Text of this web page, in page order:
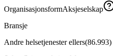
OrganisasjonsformAksjeselskap
Bransje
Andre helsetjenester ellers(86.993)